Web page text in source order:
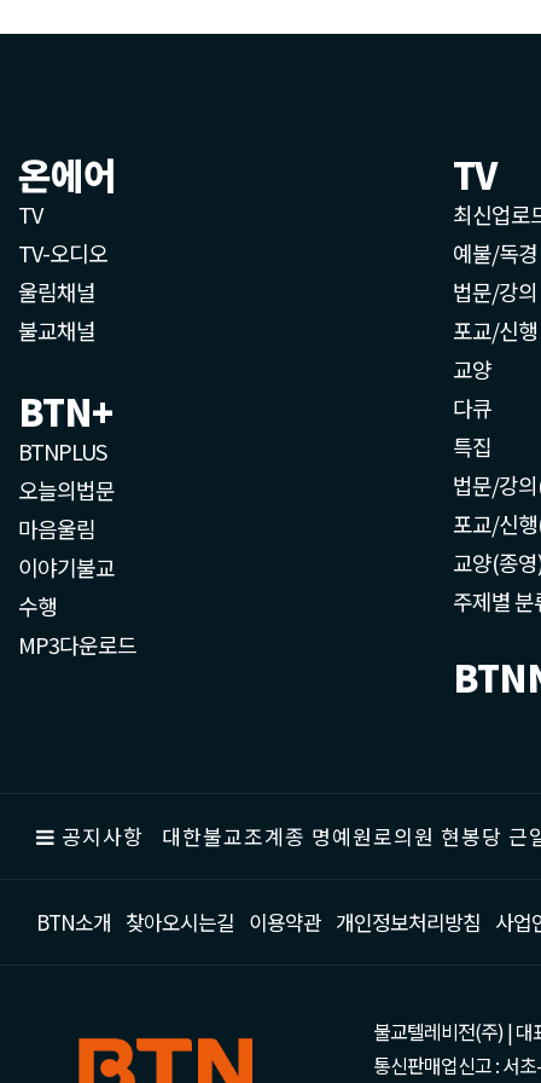
온에어
TV
TV-오디오
울림채널
불교채널
BTN+
BTNPLUS
오늘의법문
마음울림
이야기불교
수행
MP3다운로드
TV
최신업로
예불/독경
법문/강의
포교/신행
교양
다큐
특집
법문/강
포교/신
교양(종
주제별 분
공지사항 대한불교조계종 명예원로의원 현봉당
BTN소개 찾아오시는길 이용약관 개인정보처리방침 사업
불교텔레비전(주) | 대
통신판매업신고 : 서